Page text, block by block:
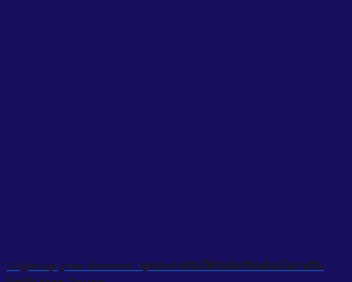
“Light up your dreams” จุดประกายฝันให้กับนักเรียนด้อยโอกาสใน